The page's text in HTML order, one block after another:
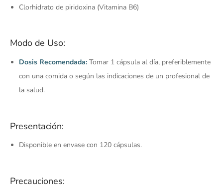
Clorhidrato de piridoxina (Vitamina B6)
Modo de Uso:
Dosis Recomendada: Tomar 1 cápsula al día, preferiblemente
con una comida o según las indicaciones de un profesional de
la salud.
Presentación:
Disponible en envase con 120 cápsulas.
Precauciones: